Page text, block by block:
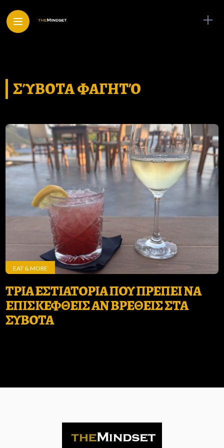
ΣΎΒΟΤΑ ΦΑΓΗΤΌ
EAT & MORE
ΤΡΙΑ ΕΣΤΙΑΤΟΡΙΑ ΠΟΥ ΠΡΕΠΕΙ ΝΑ
ΕΠΙΣΚΕΦΘΕΙΣ ΑΝ ΒΡΕΘΕΙΣ ΣΤΑ
ΣΥΒΟΤΑ